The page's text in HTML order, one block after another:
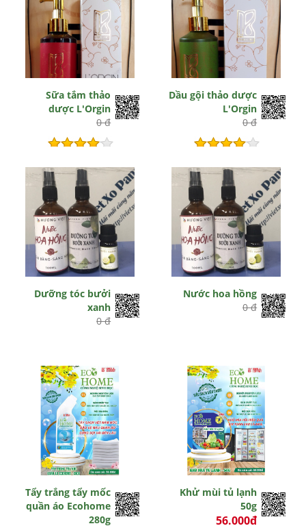
Sữa tắm thảo
dược L'Orgin
0 đ
Dầu gội thảo dược
L'Orgin
0 đ
Dưỡng tóc bưởi
xanh
0 đ
Nước hoa hồng
0 đ
Tẩy trắng tẩy mốc
quần áo Ecohome
280g
Khử mùi tủ lạnh
50g
56.000đ